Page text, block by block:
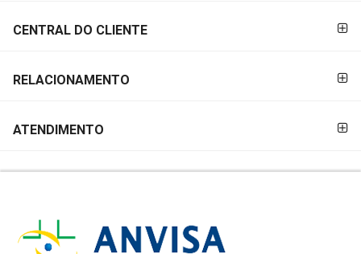
OFERTAS
CENTRAL
CENTRAL DO CLIENTE
RELACIONAMENTO
ATENDIMENTO